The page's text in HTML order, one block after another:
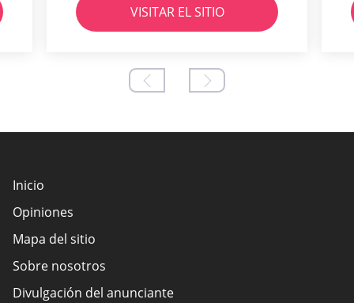
VISITAR EL SITIO
Inicio
Opiniones
Mapa del sitio
Sobre nosotros
Divulgación del anunciante